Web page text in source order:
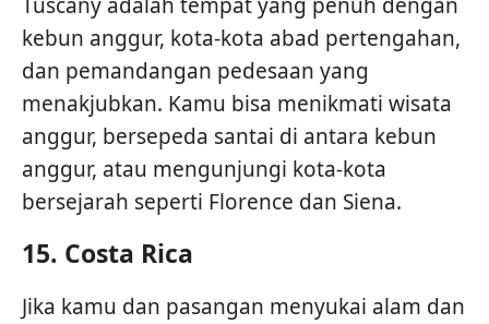
kebun anggur, kota-kota abad pertengahan,
dan pemandangan pedesaan yang
menakjubkan. Kamu bisa menikmati wisata
anggur, bersepeda santai di antara kebun
anggur, atau mengunjungi kota-kota
bersejarah seperti Florence dan Siena.
15. Costa Rica
Jika kamu dan pasangan menyukai alam dan